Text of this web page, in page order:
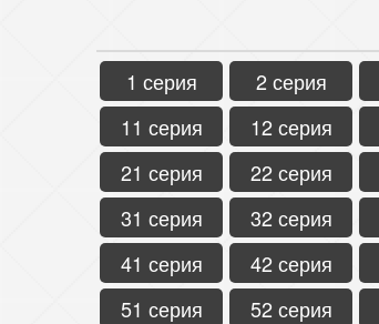
1 серия 2 серия
11 серия
12 серия
21 серия
22 серия
31 серия
32 серия
41 серия
42 серия
51 серия
52 серия